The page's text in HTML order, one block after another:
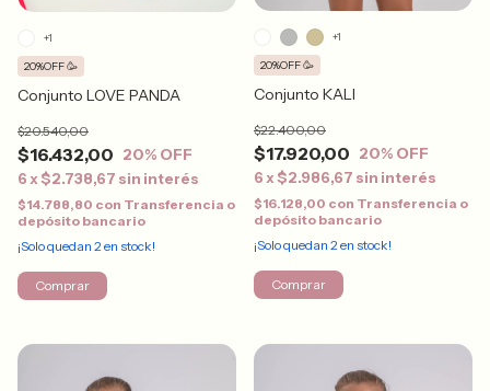
Conjunto LOVE PANDA
$16.432,00
$20.540,00
20% OFF
6 x$2.738,67 sin interés
20%OFF 🥳
$14.788,80 con Transferencia o
depósito bancario
¡Solo quedan 2 en stock!
+1
Comprar
Conjunto KALI
$17.920,00
$22.400,00
20% OFF
6 x$2.986,67 sin interés
20%OFF 🥳
$16.128,00 con Transferencia o
depósito bancario
¡Solo quedan 2 en stock!
+1
Comprar